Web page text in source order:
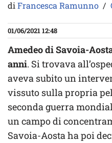
diFrancesca Ramunno
01/06/2021 12:48
Amedeo di Savoia-
anni. Si trovava
aveva subito un
vissuto sulla propria
seconda guerra
un campo di
Savoia-Aosta ha poi